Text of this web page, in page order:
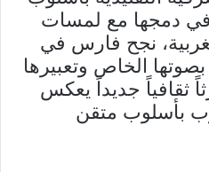
في دمجها مع لمسات
نجح فارس في
الخاص وتعبيرها
ثقافياً جديداً يعكس
بأسلوب متقن